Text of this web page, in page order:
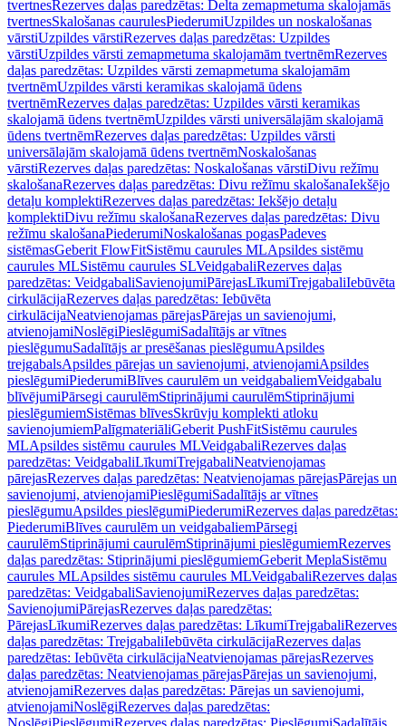
tvertnesRezerves daļas paredzētas: Delta zemapmetuma skalojamās
tvertnesSkalošanas caurulesPiederumiUzpildes un noskalošanas
vārstiUzpildes vārstiRezerves daļas paredzētas: Uzpildes
vārstiUzpildes vārsti zemapmetuma skalojamām tvertnēmRezerves
daļas paredzētas: Uzpildes vārsti zemapmetuma skalojamām
tvertnēmUzpildes vārsti keramikas skalojamā ūdens
tvertnēmRezerves daļas paredzētas: Uzpildes vārsti keramikas
skalojamā ūdens tvertnēmUzpildes vārsti universālajām skalojamā
ūdens tvertnēmRezerves daļas paredzētas: Uzpildes vārsti
universālajām skalojamā ūdens tvertnēmNoskalošanas
vārstiRezerves daļas paredzētas: Noskalošanas vārstiDivu režīmu
skalošanaRezerves daļas paredzētas: Divu režīmu skalošanaIekšējo
detaļu komplektiRezerves daļas paredzētas: Iekšējo detaļu
komplektiDivu režīmu skalošanaRezerves daļas paredzētas: Divu
režīmu skalošanaPiederumiNoskalošanas pogasPadeves
sistēmasGeberit FlowFitSistēmu caurules MLApsildes sistēmu
caurules MLSistēmu caurules SLVeidgabaliRezerves daļas
paredzētas: VeidgabaliSavienojumiPārejasLīkumiTrejgabaliIebūvēta
cirkulācijaRezerves daļas paredzētas: Iebūvēta
cirkulācijaNeatvienojamas pārejasPārejas un savienojumi,
atvienojamiNoslēgiPieslēgumiSadalītājs ar vītnes
pieslēgumuSadalītājs ar presēšanas pieslēgumuApsildes
trejgabalsApsildes pārejas un savienojumi, atvienojamiApsildes
pieslēgumiPiederumiBlīves caurulēm un veidgabaliemVeidgabalu
blīvējumiPārsegi caurulēmStiprinājumi caurulēmStiprinājumi
pieslēgumiemSistēmas blīvesSkrūvju komplekti atloku
savienojumiemPalīgmateriāliGeberit PushFitSistēmu caurules
MLApsildes sistēmu caurules MLVeidgabaliRezerves daļas
paredzētas: VeidgabaliLīkumiTrejgabaliNeatvienojamas
pārejasRezerves daļas paredzētas: Neatvienojamas pārejasPārejas un
savienojumi, atvienojamiPieslēgumiSadalītājs ar vītnes
pieslēgumuApsildes pieslēgumiPiederumiRezerves daļas paredzētas:
PiederumiBlīves caurulēm un veidgabaliemPārsegi
caurulēmStiprinājumi caurulēmStiprinājumi pieslēgumiemRezerves
daļas paredzētas: Stiprinājumi pieslēgumiemGeberit MeplaSistēmu
caurules MLApsildes sistēmu caurules MLVeidgabaliRezerves daļas
paredzētas: VeidgabaliSavienojumiRezerves daļas paredzētas:
SavienojumiPārejasRezerves daļas paredzētas:
PārejasLīkumiRezerves daļas paredzētas: LīkumiTrejgabaliRezerves
daļas paredzētas: TrejgabaliIebūvēta cirkulācijaRezerves daļas
paredzētas: Iebūvēta cirkulācijaNeatvienojamas pārejasRezerves
daļas paredzētas: Neatvienojamas pārejasPārejas un savienojumi,
atvienojamiRezerves daļas paredzētas: Pārejas un savienojumi,
atvienojamiNoslēgiRezerves daļas paredzētas:
NoslēgiPieslēgumiRezerves daļas paredzētas: PieslēgumiSadalītājs